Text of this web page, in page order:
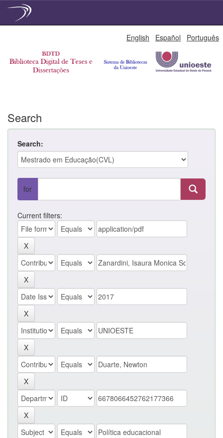
English Español Português
Search
Search:
for
Current filters: